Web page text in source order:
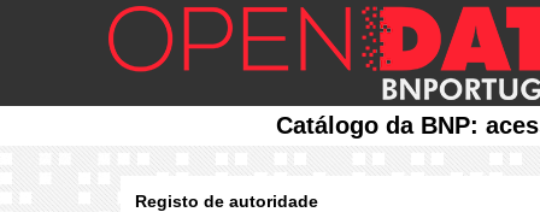
Catálogo da BNP:
Registo de autoridade